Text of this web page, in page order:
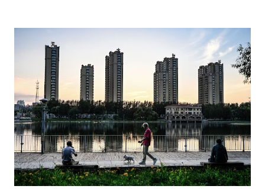
确地方政府融资平台退出标 准，平台数量进一步下降。稳妥推进
地方中小金融机构改革化险。 加快完善数据基础制度体系，印发
国家数据基础设施建设指...
这门课程得以实现的老师、同行和参加这门课程的同学！今年姜
老师来美国访问时，我们聊到，这门课开设十年来，在学界和业
界都产生了一定影响，今年申请线上听课的人数已经超过了1000
人。 十年前，我们决定与北大合作，支持开设这门课，主要是源
于我的个人经历。35年前，我初到美国时，因为哥伦比亚大学有
这样一门课，让我在来美一两年内就有机会接触到价值投资大师
巴菲特先生，从此改变了我此后三十多年的人生。所以，我们也
希望能够把这样的机会和理念传递给中国的年轻学子。 今天在现
场和北京都有很多朋友和学员，非常感谢！ 我就不多说客套话